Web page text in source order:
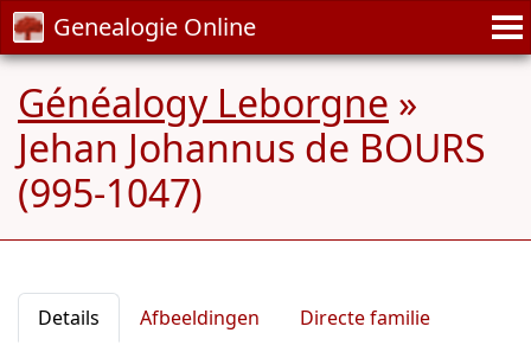
Genealogie Online
Généalogy Leborgne »
Jehan Johannus de BOURS
(995-1047)
Details Afbeeldingen
Directe familie